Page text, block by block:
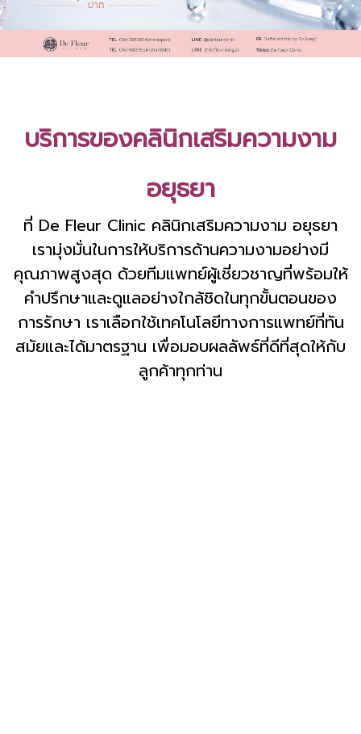
บริการของคลินิกเสริมความงาม
อยุธยา
ที่ De Fleur Clinic คลินิกเสริมความงาม อยุธยา
เรามุ่งมั่นในการให้บริการด้านความงามอย่างมี
คุณภาพสูงสุด ด้วยทีมแพทย์ผู้เชี่ยวชาญที่พร้อมให้
คำปรึกษาและดูแลอย่างใกล้ชิดในทุกขั้นตอนของ
การรักษา เราเลือกใช้เทคโนโลยีทางการแพทย์ที่ทัน
สมัยและได้มาตรฐาน เพื่อมอบผลลัพธ์ที่ดีที่สุดให้กับ
ลูกค้าทุกท่าน